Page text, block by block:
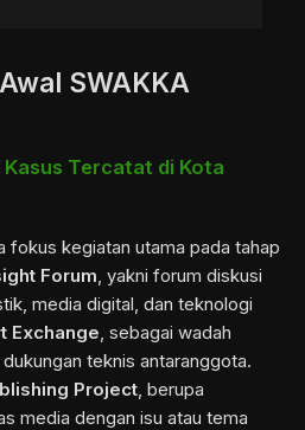
SWAKKA
Kasus Tercatat di Kota
fokus kegiatan utama pada tahap
Forum, yakni forum diskusi
media digital, dan teknologi
Exchange, sebagai wadah
teknis antaranggota.
Project, berupa
media dengan isu atau tema